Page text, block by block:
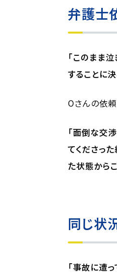
弁護士
「このまま
することに決
Oさんの依
「面倒な交
てくださっ
た状態から
同じ状
「事故に遭